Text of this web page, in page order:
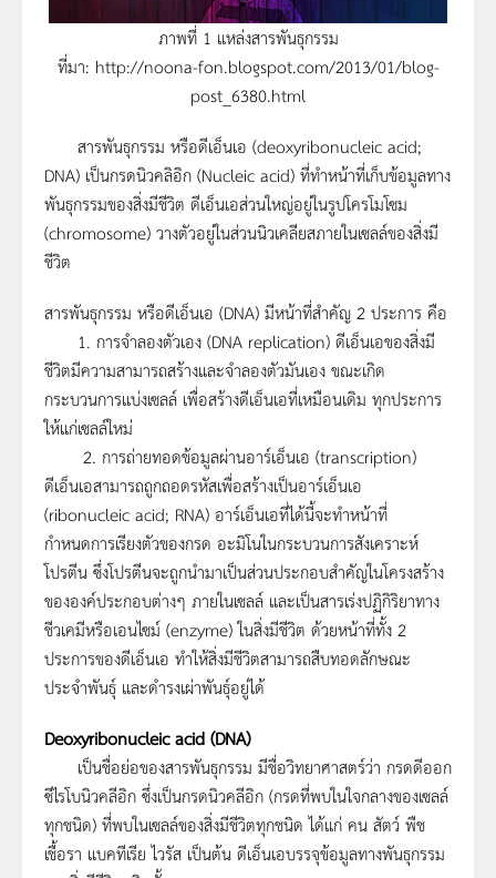
ภาพที่ 1 แหล่งสารพันธุกรรม
ที่มา: http://noona-fon.blogspot.com/2013/01/blog-
post_6380.html
สารพันธุกรรม หรือดีเอ็นเอ (deoxyribonucleic acid;
DNA) เป็นกรดนิวคลิอิก (Nucleic acid) ที่ทำหน้าที่เก็บข้อมูลทาง
พันธุกรรมของสิ่งมีชีวิต ดีเอ็นเอส่วนใหญ่อยู่ในรูปโครโมโซม
(chromosome) วางตัวอยู่ในส่วนนิวเคลียสภายในเซลล์ของสิ่งมี
ชีวิต
สารพันธุกรรม หรือดีเอ็นเอ (DNA) มีหน้าที่สำคัญ 2 ประการ คือ
1. การจำลองตัวเอง (DNA replication) ดีเอ็นเอของสิ่งมี
ชีวิตมีความสามารถสร้างและจำลองตัวมันเอง ขณะเกิด
กระบวนการแบ่งเซลล์ เพื่อสร้างดีเอ็นเอที่เหมือนเดิม ทุกประการ
ให้แก่เซลล์ใหม่
2. การถ่ายทอดข้อมูลผ่านอาร์เอ็นเอ (transcription)
ดีเอ็นเอสามารถถูกถอดรหัสเพื่อสร้างเป็นอาร์เอ็นเอ
(ribonucleic acid; RNA) อาร์เอ็นเอที่ได้นี้จะทำหน้าที่
กำหนดการเรียงตัวของกรด อะมิโนในกระบวนการสังเคราะห์
โปรตีน ซึ่งโปรตีนจะถูกนำมาเป็นส่วนประกอบสำคัญในโครงสร้าง
ขององค์ประกอบต่างๆ ภายในเซลล์ และเป็นสารเร่งปฏิกิริยาทาง
ชีวเคมีหรือเอนไซม์ (enzyme) ในสิ่งมีชีวิต ด้วยหน้าที่ทั้ง 2
ประการของดีเอ็นเอ ทำให้สิ่งมีชีวิตสามารถสืบทอดลักษณะ
ประจำพันธุ์ และดำรงเผ่าพันธุ์อยู่ได้
Deoxyribonucleic acid (DNA)
เป็นชื่อย่อของสารพันธุกรรม มีชื่อวิทยาศาสตร์ว่า กรดดีออก
ซีไรโบนิวคลีอิก ซึ่งเป็นกรดนิวคลีอิก (กรดที่พบในใจกลางของเซลล์
ทุกชนิด) ที่พบในเซลล์ของสิ่งมีชีวิตทุกชนิด ได้แก่ คน สัตว์ พืช
เชื้อรา แบคทีเรีย ไวรัส เป็นต้น ดีเอ็นเอบรรจุข้อมูลทางพันธุกรรม